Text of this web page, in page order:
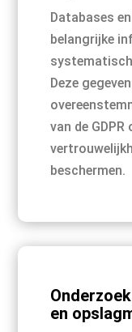
Databases
belangrijke
Deze
van de
beschermen.
en